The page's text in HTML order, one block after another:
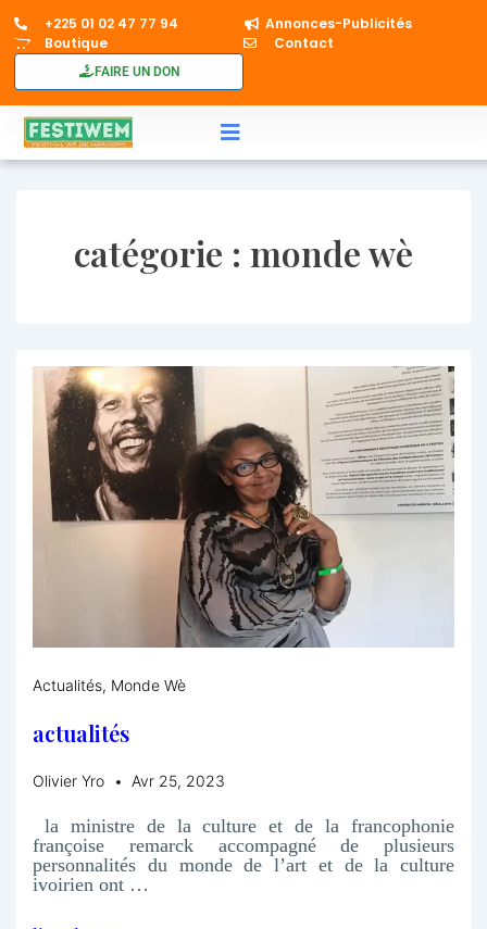
+225 01 02 47 77 94​
Annonces-Publicités
Boutique
Contact
FAIRE UN DON
catégorie : monde wè
Actualités, Monde Wè
actualités
Olivier Yro Avr 25, 2023
la ministre de la culture et de la francophonie
françoise remarck accompagné de plusieurs
personnalités du monde de l’art et de la culture
ivoirien ont …